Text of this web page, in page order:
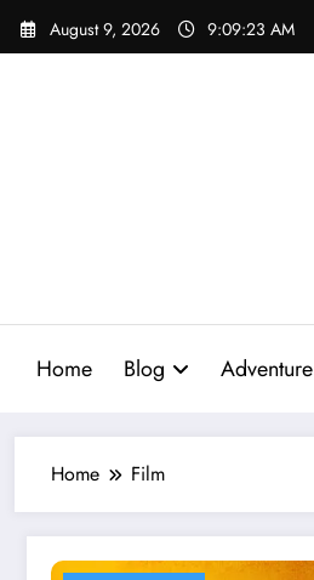
Skip
August 9, 2026 9:09:24 AM
Home Blog Adventure
Home Film